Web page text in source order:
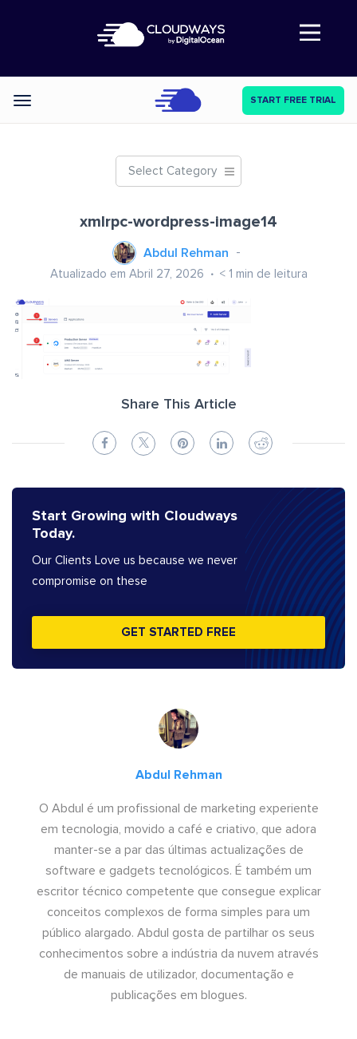
Abre a navegação
Categories START FREE TRIAL
Select Category
xmlrpc-wordpress-image14
Abdul Rehman
Atualizado em Abril 27, 2026 < 1 min de leitura
Share This Article
Start Growing with Cloudways
Today.
Our Clients Love us because we never
compromise on these
GET STARTED FREE
Abdul Rehman
O Abdul é um profissional de marketing experiente
em tecnologia, movido a café e criativo, que adora
manter-se a par das últimas actualizações de
software e gadgets tecnológicos. É também um
escritor técnico competente que consegue explicar
conceitos complexos de forma simples para um
público alargado. Abdul gosta de partilhar os seus
conhecimentos sobre a indústria da nuvem através
de manuais de utilizador, documentação e
publicações em blogues.